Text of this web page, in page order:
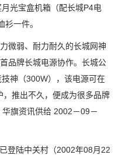
光宝盒机箱（配长城P4电
一件。
弱、耐力耐久的长城网神
品牌长城电源协作。长城公
神（300W），该电源可在
推出不久，便成为很多品牌
旗资讯供给 2002－09－
陆中关村（2002年08月22